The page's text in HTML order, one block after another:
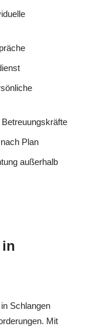
Plan
außerhalb
in
Schlangen
Mit